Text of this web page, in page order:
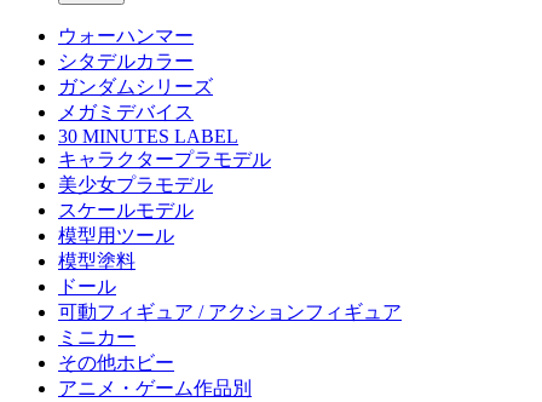
ウォーハンマー
シタデルカラー
ガンダムシリーズ
メガミデバイス
30 MINUTES LABEL
キャラクタープラモデル
美少女プラモデル
スケールモデル
模型用ツール
模型塗料
ドール
可動フィギュア / アクションフィギュア
ミニカー
その他ホビー
アニメ・ゲーム作品別